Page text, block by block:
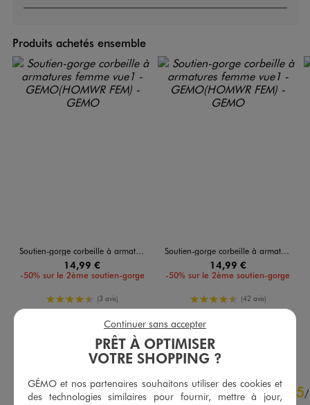
Produits achetés ensemble
Soutien-gorge corbeille à armatures femme
14,99 €
-50% sur le 2ème soutien-gorge
4.5/5 de moyenne
(3 avis)
AJOUTERAU PANIER
Soutien-gorge corbeille à armatures femme
14,99 €
-50% sur le 2ème soutien-gorge
4.5/5 de moyenne
(42 avis)
AJOUTER
4.4/5 5/
PRÊT À OPTIMISER
VOTRE SHOPPING ?
GÉMO et nos partenaires souhaitons utiliser des cookies et
des technologies similaires pour fournir, mettre à jour,
Continuer sans accepter